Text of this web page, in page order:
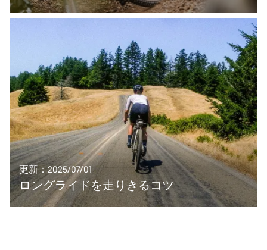
更新：2025/07/01
ロングライドを走りきるコツ